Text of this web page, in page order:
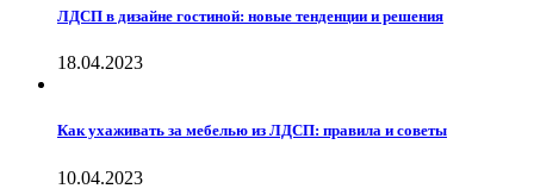
ЛДСП в дизайне гостиной: новые тенденции и решения
18.04.2023
Как ухаживать за мебелью из ЛДСП: правила и советы
10.04.2023